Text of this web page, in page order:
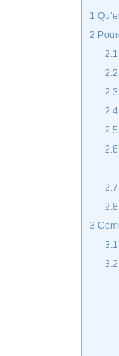
1
2
2.1
2.2
2.3
2.4
2.5
2.6
2.7
2.8
3
3.1
3.2